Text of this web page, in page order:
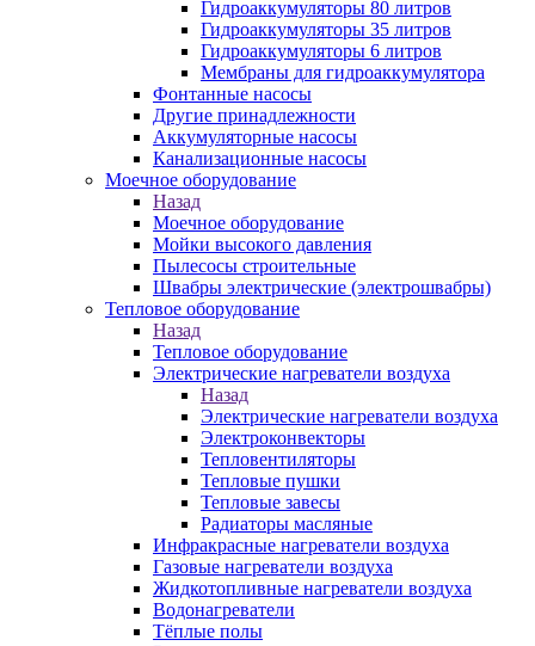
Гидроаккумуляторы 80 литров
Гидроаккумуляторы 35 литров
Гидроаккумуляторы 6 литров
Мембраны для гидроаккумулятора
Фонтанные насосы
Другие принадлежности
Аккумуляторные насосы
Канализационные насосы
Моечное оборудование
Назад
Моечное оборудование
Мойки высокого давления
Пылесосы строительные
Швабры электрические (электрошвабры)
Тепловое оборудование
Назад
Тепловое оборудование
Электрические нагреватели воздуха
Назад
Электрические нагреватели воздуха
Электроконвекторы
Тепловентиляторы
Тепловые пушки
Тепловые завесы
Радиаторы масляные
Инфракрасные нагреватели воздуха
Газовые нагреватели воздуха
Жидкотопливные нагреватели воздуха
Водонагреватели
Тёплые полы